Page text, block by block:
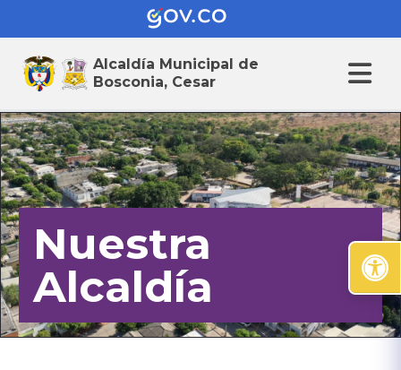
Alcaldía Municipal de
Bosconia, Cesar
Nuestra
Alcaldía